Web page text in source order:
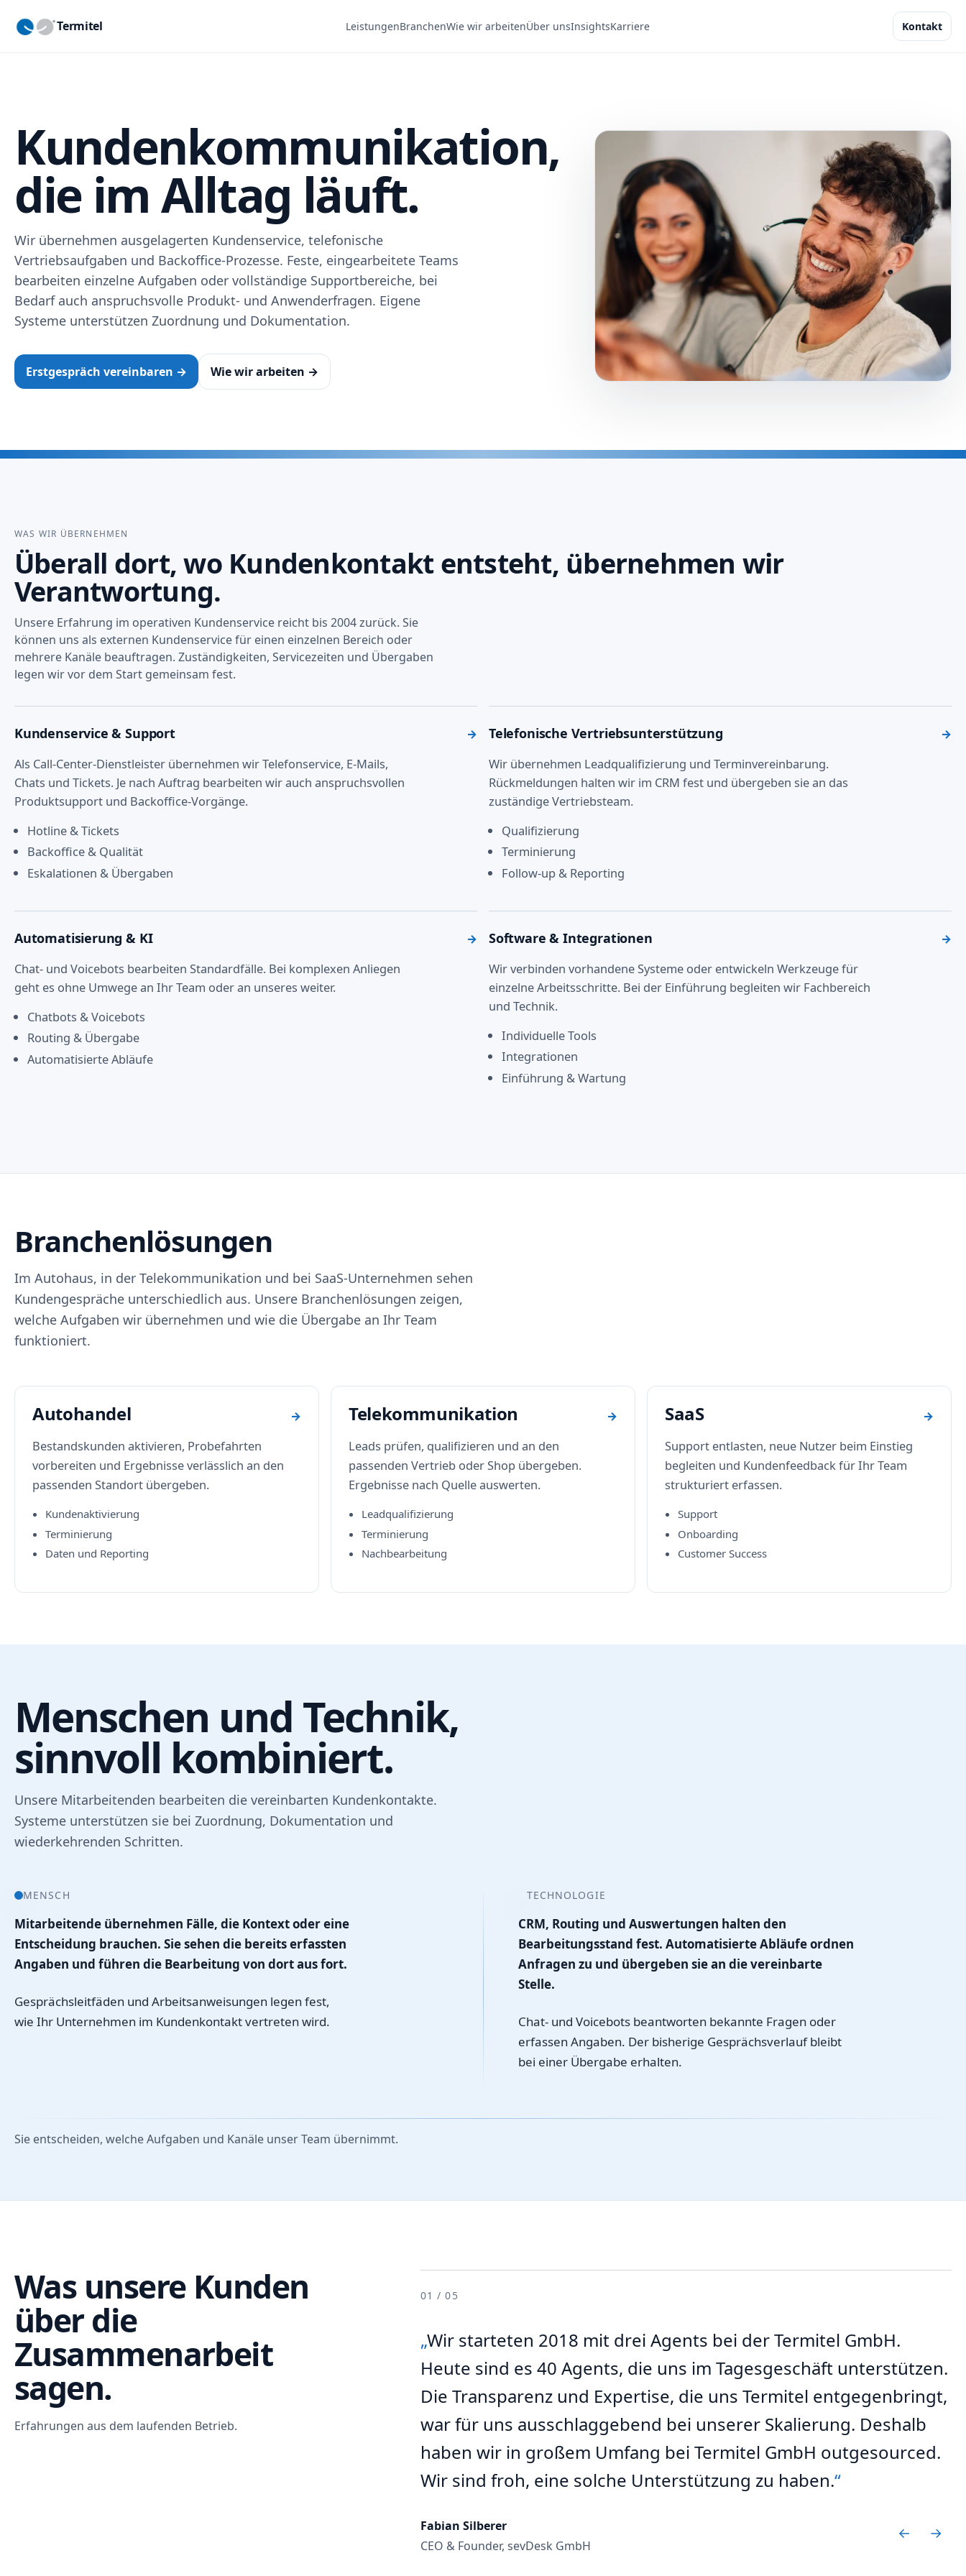
Termitel LeistungenBranchenWie wir arbeitenÜber unsInsightsKarriere Kontakt
Kundenkommunikation,
die im Alltag läuft.
Wir übernehmen ausgelagerten Kundenservice, telefonische
Vertriebsaufgaben und Backoffice-Prozesse. Feste, eingearbeitete Teams
bearbeiten einzelne Aufgaben oder vollständige Supportbereiche, bei
Bedarf auch anspruchsvolle Produkt- und Anwenderfragen. Eigene
Systeme unterstützen Zuordnung und Dokumentation.
Erstgespräch vereinbaren → Wie wir arbeiten →
WAS WIR ÜBERNEHMEN
Überall dort, wo Kundenkontakt entsteht, übernehmen wir
Verantwortung.
Unsere Erfahrung im operativen Kundenservice reicht bis 2004 zurück. Sie
können uns als externen Kundenservice für einen einzelnen Bereich oder
mehrere Kanäle beauftragen. Zuständigkeiten, Servicezeiten und Übergaben
legen wir vor dem Start gemeinsam fest.
Kundenservice & Support →
Als Call-Center-Dienstleister übernehmen wir Telefonservice, E-Mails,
Chats und Tickets. Je nach Auftrag bearbeiten wir auch anspruchsvollen
Produktsupport und Backoffice-Vorgänge.
Hotline & Tickets
Backoffice & Qualität
Eskalationen & Übergaben
Telefonische Vertriebsunterstützung →
Wir übernehmen Leadqualifizierung und Terminvereinbarung.
Rückmeldungen halten wir im CRM fest und übergeben sie an das
zuständige Vertriebsteam.
Qualifizierung
Terminierung
Follow-up & Reporting
Automatisierung & KI →
Chat- und Voicebots bearbeiten Standardfälle. Bei komplexen Anliegen
geht es ohne Umwege an Ihr Team oder an unseres weiter.
Chatbots & Voicebots
Routing & Übergabe
Automatisierte Abläufe
Software & Integrationen →
Wir verbinden vorhandene Systeme oder entwickeln Werkzeuge für
einzelne Arbeitsschritte. Bei der Einführung begleiten wir Fachbereich
und Technik.
Individuelle Tools
Integrationen
Einführung & Wartung
Branchenlösungen
Im Autohaus, in der Telekommunikation und bei SaaS-Unternehmen sehen
Kundengespräche unterschiedlich aus. Unsere Branchenlösungen zeigen,
welche Aufgaben wir übernehmen und wie die Übergabe an Ihr Team
funktioniert.
Autohandel →
Bestandskunden aktivieren, Probefahrten
vorbereiten und Ergebnisse verlässlich an den
passenden Standort übergeben.
Kundenaktivierung
Terminierung
Daten und Reporting
Telekommunikation →
Leads prüfen, qualifizieren und an den
passenden Vertrieb oder Shop übergeben.
Ergebnisse nach Quelle auswerten.
Leadqualifizierung
Terminierung
Nachbearbeitung
SaaS →
Support entlasten, neue Nutzer beim Einstieg
begleiten und Kundenfeedback für Ihr Team
strukturiert erfassen.
Support
Onboarding
Customer Success
Menschen und Technik,
sinnvoll kombiniert.
Unsere Mitarbeitenden bearbeiten die vereinbarten Kundenkontakte.
Systeme unterstützen sie bei Zuordnung, Dokumentation und
wiederkehrenden Schritten.
MENSCH
Mitarbeitende übernehmen Fälle, die Kontext oder eine
Entscheidung brauchen. Sie sehen die bereits erfassten
Angaben und führen die Bearbeitung von dort aus fort.
Gesprächsleitfäden und Arbeitsanweisungen legen fest,
wie Ihr Unternehmen im Kundenkontakt vertreten wird.
TECHNOLOGIE
CRM, Routing und Auswertungen halten den
Bearbeitungsstand fest. Automatisierte Abläufe ordnen
Anfragen zu und übergeben sie an die vereinbarte
Stelle.
Chat- und Voicebots beantworten bekannte Fragen oder
erfassen Angaben. Der bisherige Gesprächsverlauf bleibt
bei einer Übergabe erhalten.
Sie entscheiden, welche Aufgaben und Kanäle unser Team übernimmt.
Was unsere Kunden
über die
Zusammenarbeit
sagen.
Erfahrungen aus dem laufenden Betrieb.
01 / 05
Wir starteten 2018 mit drei Agents bei der Termitel GmbH.
Heute sind es 40 Agents, die uns im Tagesgeschäft unterstützen.
Die Transparenz und Expertise, die uns Termitel entgegenbringt,
war für uns ausschlaggebend bei unserer Skalierung. Deshalb
haben wir in großem Umfang bei Termitel GmbH outgesourced.
Wir sind froh, eine solche Unterstützung zu haben.
Fabian Silberer
CEO & Founder, sevDesk GmbH
← →